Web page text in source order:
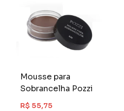
Mousse para
Sobrancelha Pozzi
R$ 55,75